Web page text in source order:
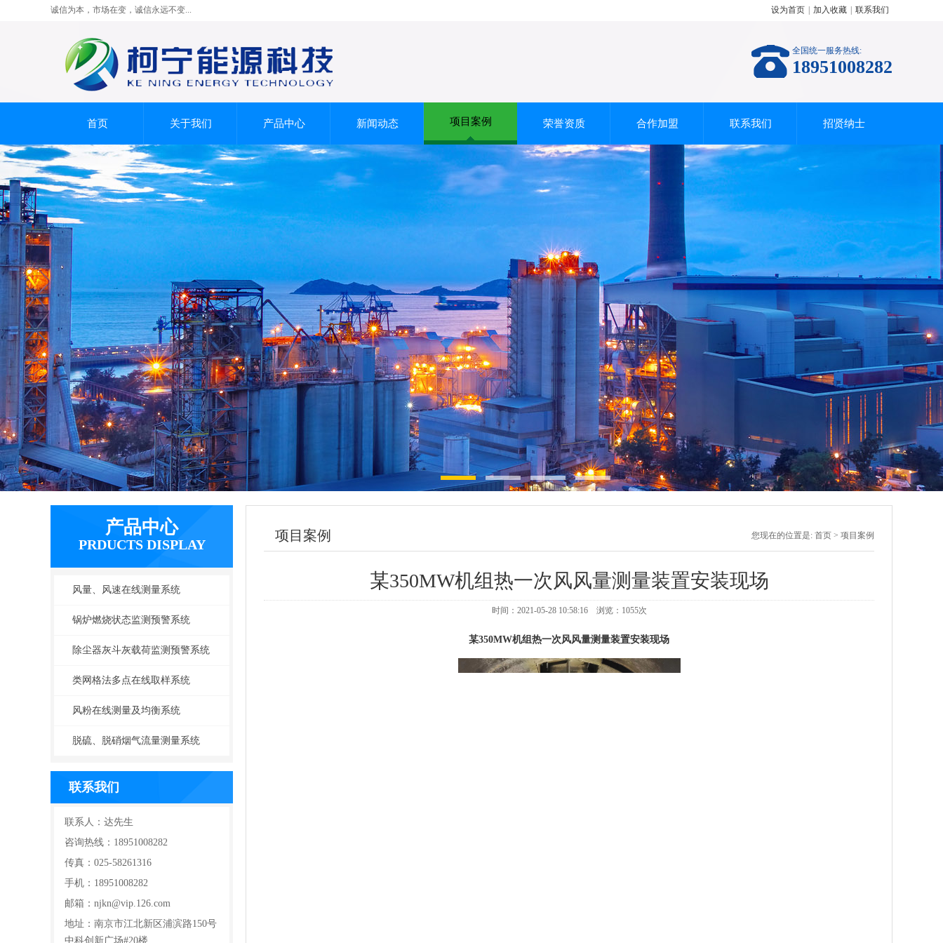
诚信为本，市场在变，诚信永远不变... 设为首页 加入收藏 联系我们
全国统一服务热线:
18951008282
首页 关于我们 产品中心 新闻动态 项目案例 荣誉资质 合作加盟 联系我们 招贤纳士
产品中心
PRDUCTS DISPLAY
风量、风速在线测量系统
锅炉燃烧状态监测预警系统
除尘器灰斗灰载荷监测预警系统
类网格法多点在线取样系统
风粉在线测量及均衡系统
脱硫、脱硝烟气流量测量系统
联系我们
联系人：达先生
咨询热线：18951008282
传真：025-58261316
手机：18951008282
邮箱：njkn@vip.126.com
地址：南京市江北新区浦滨路150号
中科创新广场#20楼
项目案例 您现在的位置是: 首页 > 项目案例
某350MW机组热一次风风量测量装置安装现场
时间：2021-05-28 10:58:16 浏览： 1055次
某350MW机组热一次风风量测量装置安装现场